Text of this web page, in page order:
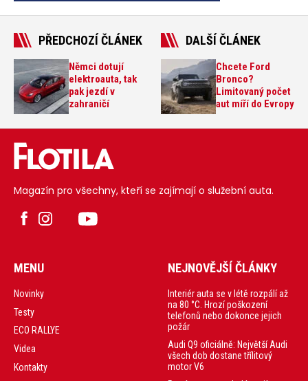
PŘEDCHOZÍ ČLÁNEK
Němci dotují
elektroauta, tak
pak jezdí v
zahraničí
DALŠÍ ČLÁNEK
Chcete Ford
Bronco?
Limitovaný počet
aut míří do Evropy
Magazín pro všechny, kteří se zajímají o služební auta.
MENU
Novinky
Testy
ECO RALLYE
Videa
Kontakty
NEJNOVĚJŠÍ ČLÁNKY
Interiér auta se v létě rozpálí až
na 80 °C. Hrozí poškození
telefonů nebo dokonce jejich
požár
Audi Q9 oficiálně: Největší Audi
všech dob dostane třílitový
motor V6